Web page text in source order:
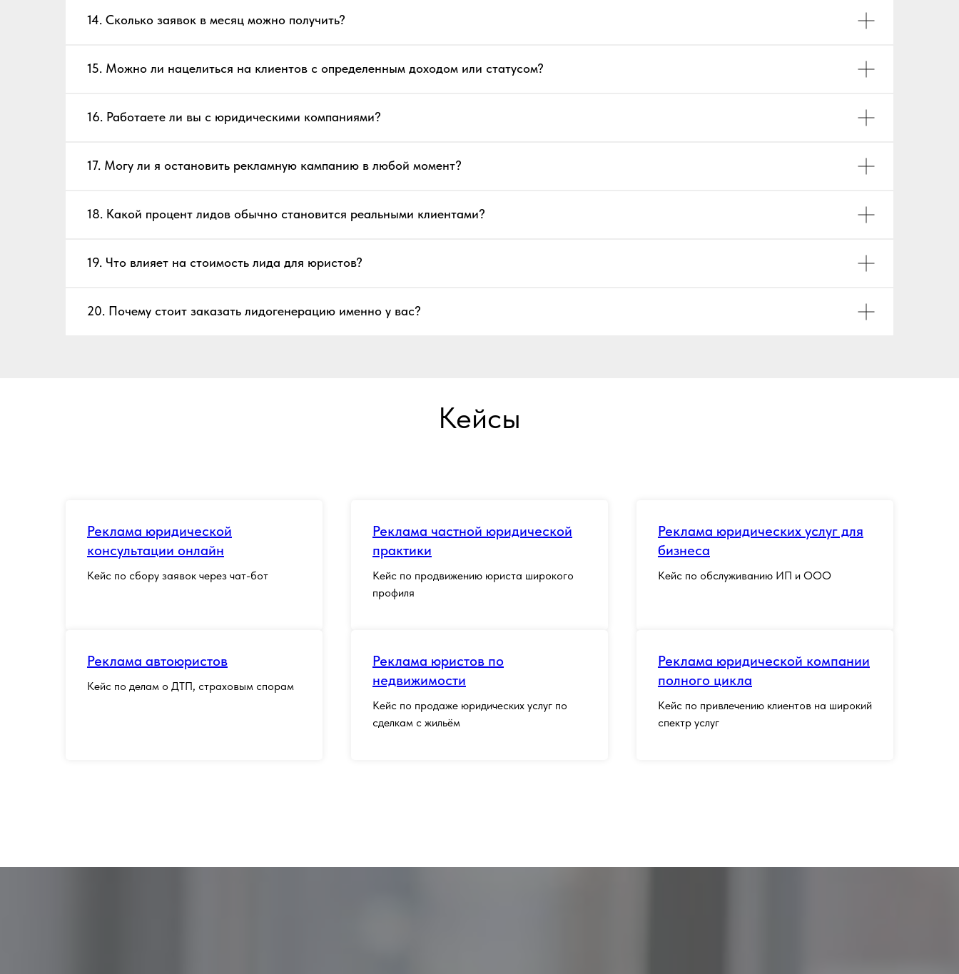
14. Сколько заявок в месяц можно получить?
15. Можно ли нацелиться на клиентов с определенным доходом или статусом?
16. Работаете ли вы с юридическими компаниями?
17. Могу ли я остановить рекламную кампанию в любой момент?
18. Какой процент лидов обычно становится реальными клиентами?
19. Что влияет на стоимость лида для юристов?
20. Почему стоит заказать лидогенерацию именно у вас?
Кейсы
Реклама юридической
консультации онлайн
Кейс по сбору заявок через чат-бот
Реклама частной юридической
практики
Кейс по продвижению юриста широкого
профиля
Реклама юридических услуг для
бизнеса
Кейс по обслуживанию ИП и ООО
Реклама автоюристов
Кейс по делам о ДТП, страховым спорам
Реклама юристов по
недвижимости
Кейс по продаже юридических услуг по
сделкам с жильём
Реклама юридической компании
полного цикла
Кейс по привлечению клиентов на широкий
спектр услуг